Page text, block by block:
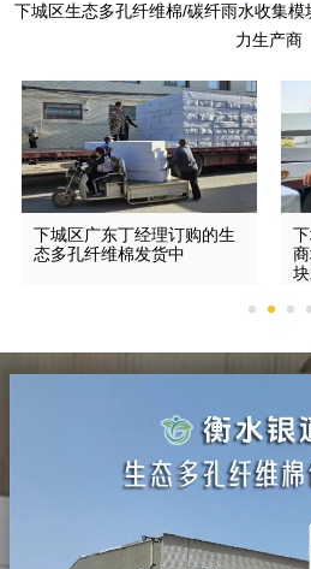
下城区生态多孔纤维棉/碳纤雨水收集
力生产商
下城区广东丁经理订购的生
态多孔纤维棉发货中